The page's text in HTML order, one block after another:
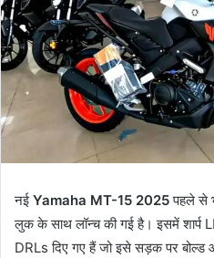
नई Yamaha MT-15 2025पहले से
लुक के साथ लॉन्च की गई है। इसमें शार्प
DRLs दिए गए हैं जो इसे सड़क पर